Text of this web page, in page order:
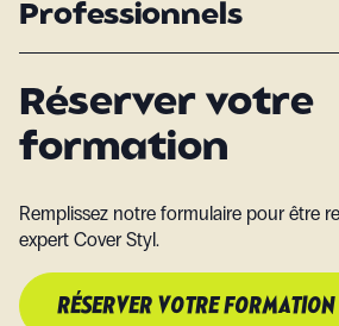
Professionnels
Réserver votre
formation
Remplissez notre formulaire pour être
expert Cover Styl.
RÉSERVER VOTRE FORMATION